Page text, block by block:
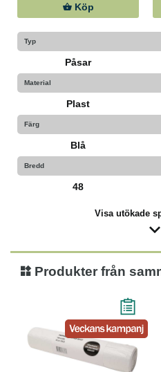
Köp
Typ
Påsar
Material
Plast
Färg
Blå
Bredd
48
Visa utökade
Produkter från